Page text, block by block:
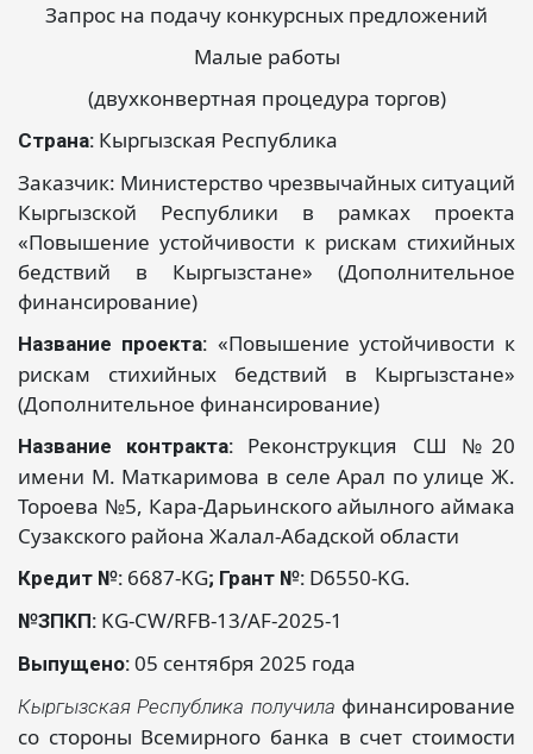
Запрос на подачу конкурсных предложений
Малые работы
(двухконвертная процедура торгов)
Страна: Кыргызская Республика
Заказчик: Министерство чрезвычайных ситуаций
Кыргызской Республики в рамках проекта
«Повышение устойчивости к рискам стихийных
бедствий в Кыргызстане» (Дополнительное
финансирование)
Название проекта: «Повышение устойчивости к
рискам стихийных бедствий в Кыргызстане»
(Дополнительное финансирование)
Название контракта: Реконструкция СШ №20
имени М. Маткаримова в селе Арал по улице Ж.
Тороева №5, Кара-Дарьинского айылного аймака
Сузакского района Жалал-Абадской области
Кредит №: 6687-KG; Грант №: D6550-KG.
№ЗПКП: KG-CW/RFB-13/AF-2025-1
Выпущено: 05 сентября 2025 года
Кыргызская Республика получила финансирование
со стороны Всемирного банка в счет стоимости